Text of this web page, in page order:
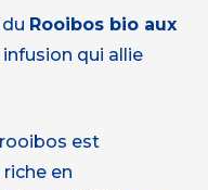
Rooibos bio aux
infusion qui allie
rooibos est
en